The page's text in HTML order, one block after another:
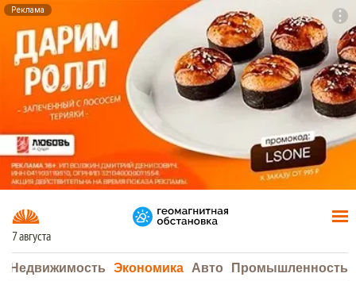
Реклама
7 августа
Недвижимость Экономика Авто Промышленность